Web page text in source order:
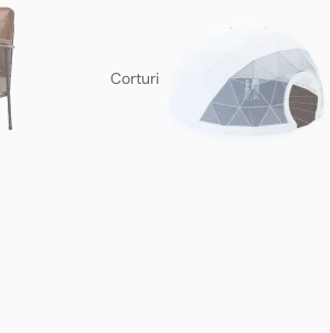
Corturi